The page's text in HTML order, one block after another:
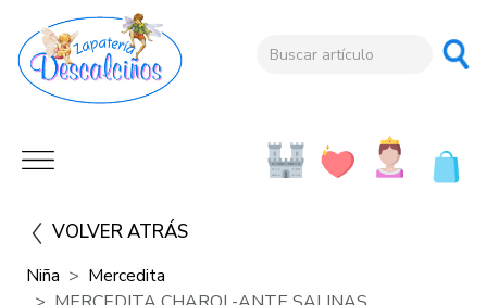
VOLVER ATRÁS
Niña
Mercedita